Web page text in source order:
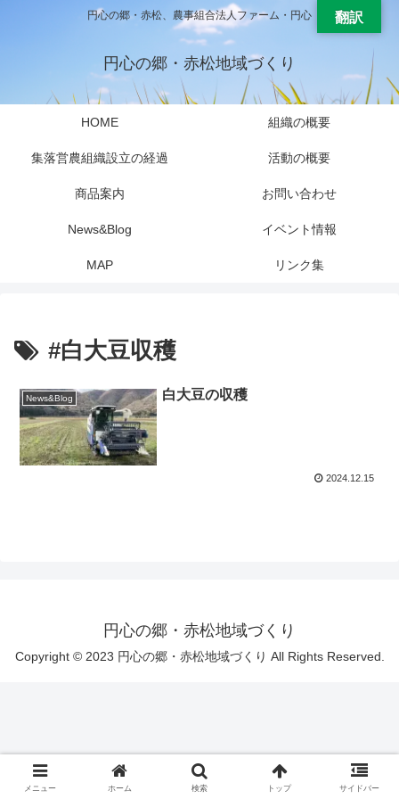
円心の郷・赤松、農事組合法人ファーム・円心
円心の郷・赤松地域づくり
HOME 組織の概要
集落営農組織設立の経過 活動の概要
商品案内 お問い合わせ
News&Blog イベント情報
MAP リンク集
#白大豆収穫
News&Blog 白大豆の収穫
2024.12.15
円心の郷・赤松地域づくり
Copyright © 2023 円心の郷・赤松地域づくり All Rights Reserved.
メニュー ホーム 検索 トップ サイドバー
翻訳